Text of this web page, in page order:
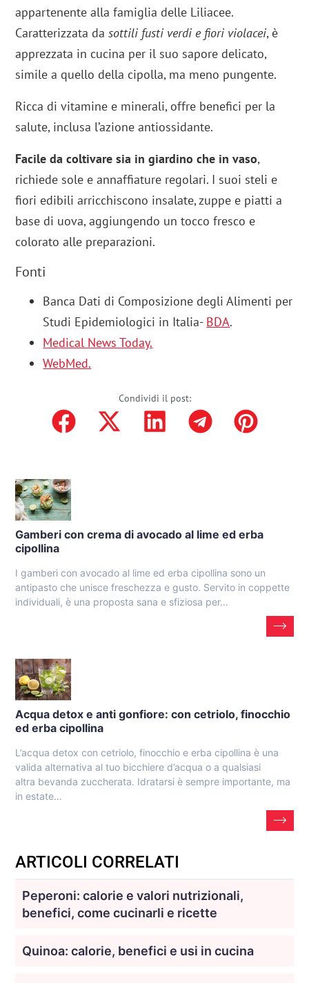
appartenente alla famiglia delle Liliacee.
Caratterizzata dasottili fusti verdi e fiori violacei, è
apprezzata in cucina per il suo sapore delicato,
simile a quello della cipolla, ma meno pungente.
Ricca di vitamine e minerali, offre benefici per la
salute, inclusa l’azione antiossidante.
Facile da coltivare sia in giardino che in vaso,
richiede sole e annaffiature regolari. I suoi steli e
fiori edibili arricchiscono insalate, zuppe e piatti a
base di uova, aggiungendo un tocco fresco e
colorato alle preparazioni.
Fonti
Banca Dati di Composizione degli Alimenti per
Studi Epidemiologici in Italia- BDA.
Medical News Today.
WebMed.
Condividi il post:
Gamberi con crema di avocado al lime ed erba
cipollina
I gamberi con avocado al lime ed erba cipollina sono un
antipasto che unisce freschezza e gusto. Servito in coppette
individuali, è una proposta sana e sfiziosa per…
Acqua detox e anti gonfiore: con cetriolo, finocchio
ed erba cipollina
L’acqua detox con cetriolo, finocchio e erba cipollina è una
valida alternativa al tuo bicchiere d’acqua o a qualsiasi
altra bevanda zuccherata. Idratarsi è sempre importante, ma
in estate…
ARTICOLI CORRELATI
Peperoni: calorie e valori nutrizionali,
benefici, come cucinarli e ricette
Quinoa: calorie, benefici e usi in cucina